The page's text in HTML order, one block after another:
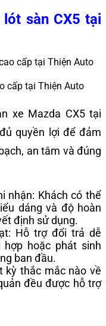
sàn CX5 tại
cấp tại Thiện Auto
xe Mazda CX5 tại
quyền lợi để đảm
an tâm và đúng
nhận: Khách có thể
dáng và độ hoàn
định sử dụng.
Hỗ trợ đổi trả dễ
hoặc phát sinh
ban đầu.
kỳ thắc mắc nào về
đều được hỗ trợ